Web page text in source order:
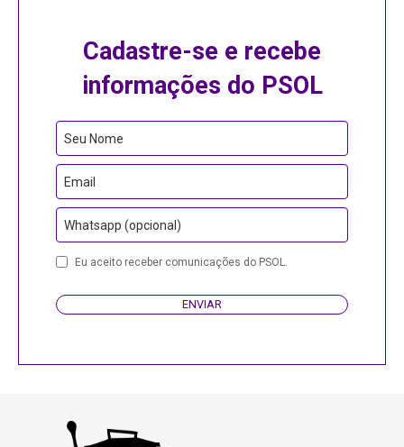
Cadastre-se e recebe
informações do PSOL
Seu Nome
Email
Whatsapp (opcional)
PhoneEu aceito receber comunicações do PSOL.
ENVIAR